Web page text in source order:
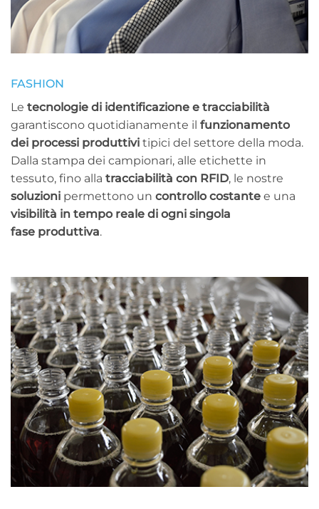
FASHION
Le tecnologie di identificazione e tracciabilità
garantiscono quotidianamente il funzionamento
dei processi produttivi tipici del settore della moda.
Dalla stampa dei campionari, alle etichette in
tessuto, fino alla tracciabilità con RFID, le nostre
soluzioni permettono un controllo costante e una
visibilità in tempo reale di ogni singola
fase produttiva.